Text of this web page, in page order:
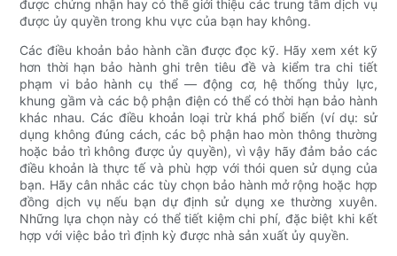
được chứng nhận hay có thể giới thiệu các trung tâm dịch vụ
được ủy quyền trong khu vực của bạn hay không.
Các điều khoản bảo hành cần được đọc kỹ. Hãy xem xét kỹ
hơn thời hạn bảo hành ghi trên tiêu đề và kiểm tra chi tiết
phạm vi bảo hành cụ thể — động cơ, hệ thống thủy lực,
khung gầm và các bộ phận điện có thể có thời hạn bảo hành
khác nhau. Các điều khoản loại trừ khá phổ biến (ví dụ: sử
dụng không đúng cách, các bộ phận hao mòn thông thường
hoặc bảo trì không được ủy quyền), vì vậy hãy đảm bảo các
điều khoản là thực tế và phù hợp với thói quen sử dụng của
bạn. Hãy cân nhắc các tùy chọn bảo hành mở rộng hoặc hợp
đồng dịch vụ nếu bạn dự định sử dụng xe thường xuyên.
Những lựa chọn này có thể tiết kiệm chi phí, đặc biệt khi kết
hợp với việc bảo trì định kỳ được nhà sản xuất ủy quyền.